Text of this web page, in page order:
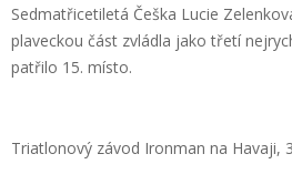
Sedmatřicetiletá Češka Lucie
plaveckou část zvládla jako třetí
patřilo 15. místo.
Triatlonový závod Ironman na Havaji,